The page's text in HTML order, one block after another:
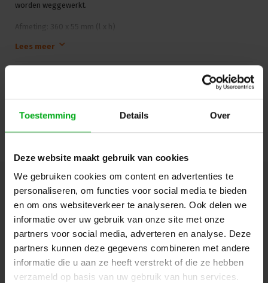
Toestemming Details Over
Deze website maakt gebruik van cookies
We gebruiken cookies om content en advertenties te
personaliseren, om functies voor social media te bieden
en om ons websiteverkeer te analyseren. Ook delen we
informatie over uw gebruik van onze site met onze
partners voor social media, adverteren en analyse. Deze
partners kunnen deze gegevens combineren met andere
informatie die u aan ze heeft verstrekt of die ze hebben
verzameld op basis van uw gebruik van hun services.
worden weggewerkt.
Afmeting: 360 x 55 mm (l x h)
Lees meer
Login of account aanmaken - en krijg direct korting
Beschrijving en specificaties Downloads
FAQ en reviews
Hulp of advies nodig?Ons team staat graag voor
je klaar!